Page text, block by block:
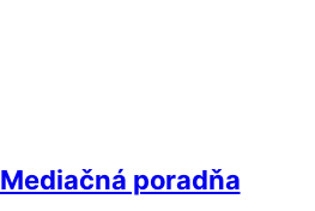
Mediačná poradňa